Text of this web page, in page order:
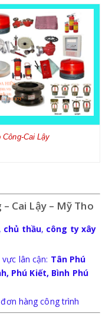
Công-Cai Lậy
Cai Lậy – Mỹ Tho
chủ thầu, công ty xây
lân cận: Tân Phú
Phú Kiết, Bình Phú
hàng công trình